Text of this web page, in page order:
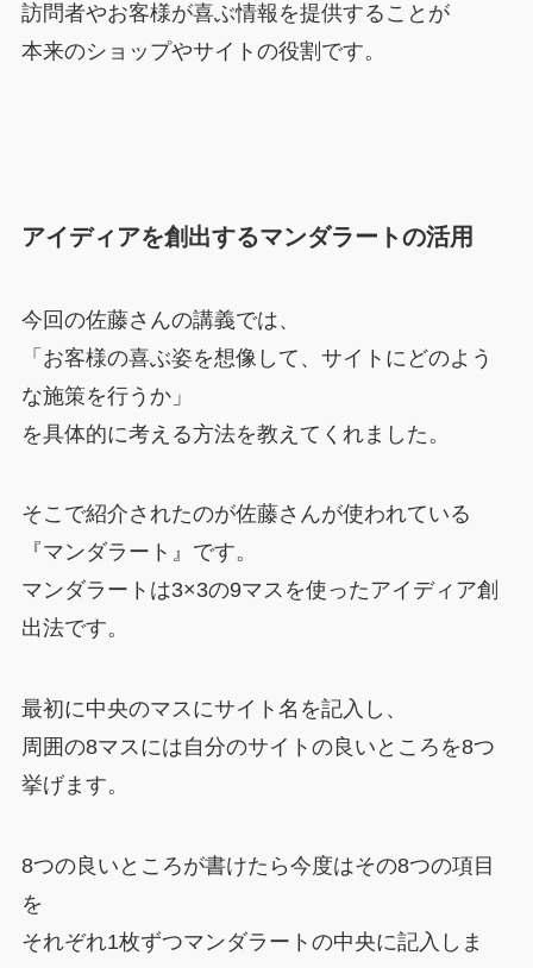
訪問者やお客様が喜ぶ情報を提供することが
本来のショップやサイトの役割です。
アイディアを創出するマンダラートの活用
今回の佐藤さんの講義では、
「お客様の喜ぶ姿を想像して、サイトにどのよう
な施策を行うか」
を具体的に考える方法を教えてくれました。
そこで紹介されたのが佐藤さんが使われている
『マンダラート』です。
マンダラートは3×3の9マスを使ったアイディア創
出法です。
最初に中央のマスにサイト名を記入し、
周囲の8マスには自分のサイトの良いところを8つ
挙げます。
8つの良いところが書けたら今度はその8つの項目
を
それぞれ1枚ずつマンダラートの中央に記入しま